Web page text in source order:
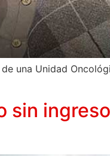
una Unidad
sin